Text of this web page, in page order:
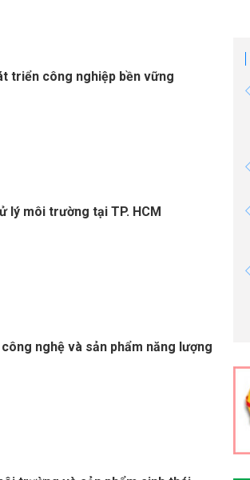
triển công nghiệp bền vững
lý môi trường tại TP. HCM
nghệ và sản phẩm năng lượng